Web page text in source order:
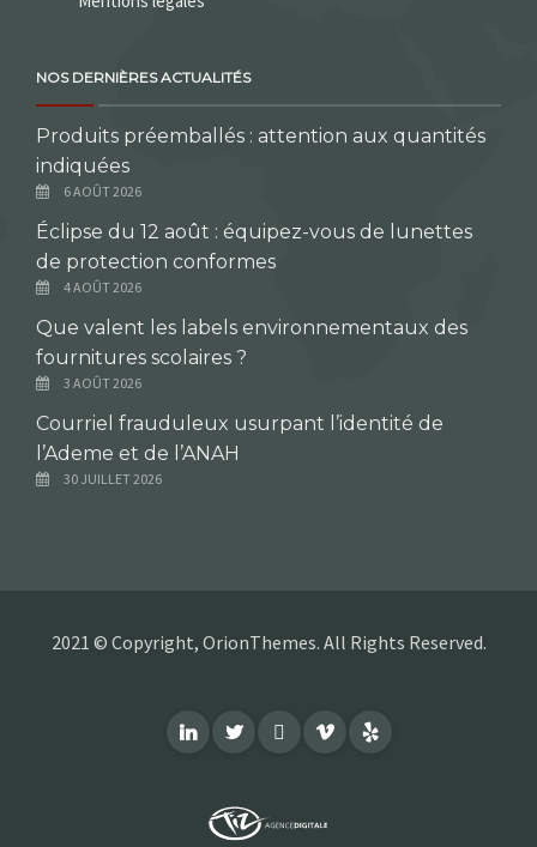
NOS DERNIÈRES ACTUALITÉS
Produits préemballés : attention aux quantités
indiquées
6 AOÛT 2026
Éclipse du 12 août : équipez-vous de lunettes
de protection conformes
4 AOÛT 2026
Que valent les labels environnementaux des
fournitures scolaires ?
3 AOÛT 2026
Courriel frauduleux usurpant l’identité de
l’Ademe et de l’ANAH
30 JUILLET 2026
2021 © Copyright, OrionThemes. All Rights Reserved.